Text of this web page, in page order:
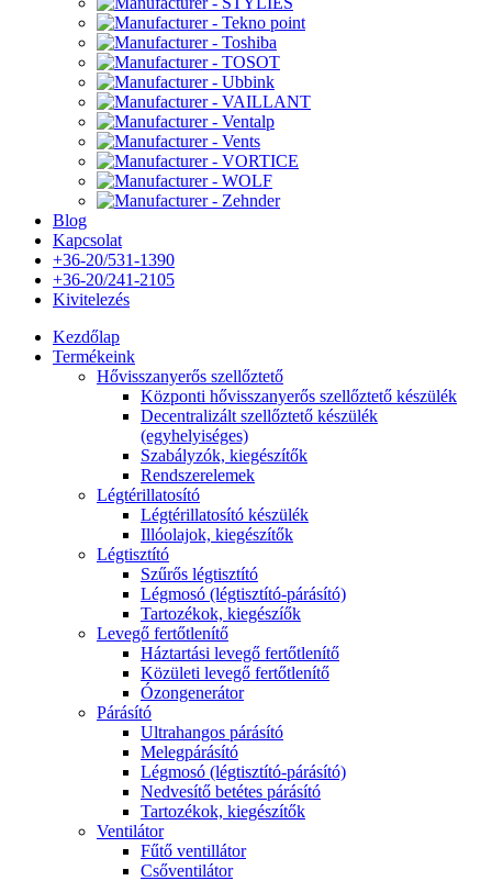
Blog
Kapcsolat
+36-20/531-1390
+36-20/241-2105
Kivitelezés
Kezdőlap
Termékeink
Hővisszanyerős szellőztető
Központi hővisszanyerős szellőztető készülék
Decentralizált szellőztető készülék
(egyhelyiséges)
Szabályzók, kiegészítők
Rendszerelemek
Légtérillatosító
Légtérillatosító készülék
Illóolajok, kiegészítők
Légtisztító
Szűrős légtisztító
Légmosó (légtisztító-párásító)
Tartozékok, kiegészíők
Levegő fertőtlenítő
Háztartási levegő fertőtlenítő
Közületi levegő fertőtlenítő
Ózongenerátor
Párásító
Ultrahangos párásító
Melegpárásító
Légmosó (légtisztító-párásító)
Nedvesítő betétes párásító
Tartozékok, kiegészítők
Ventilátor
Fűtő ventillátor
Csőventilátor